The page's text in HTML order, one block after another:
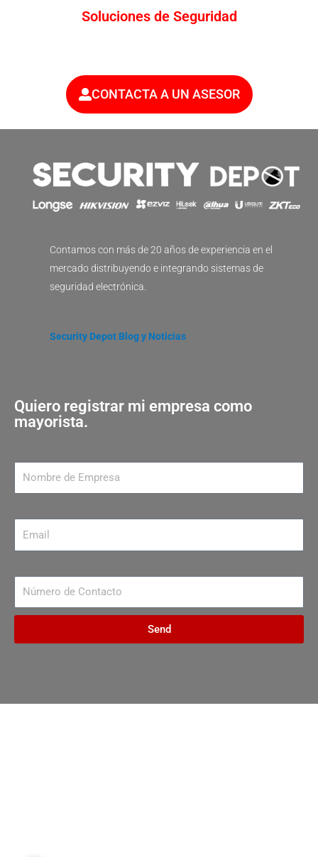
Soluciones de Seguridad
CONTACTA A UN ASESOR
Contamos con más de 20 años de experiencia en el
mercado distribuyendo e integrando sistemas de
seguridad electrónica.
Security Depot Blog y Noticias
Quiero registrar mi empresa como
mayorista.
Send